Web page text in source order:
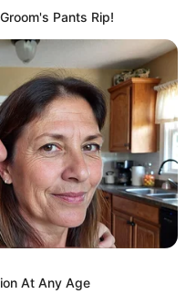
de contribuição e de
que trata o inciso II do caput
o período em que o agente
combate às endemias estiver
de mandato classista da
laborado na condição de
tenha decorrido de acidente
ou de doença do trabalho.
Pants Rip!
At Any Age